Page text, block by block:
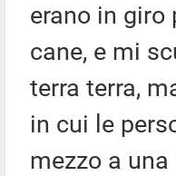
erano in
cane, e mi
terra terra,
in cui le
mezzo a